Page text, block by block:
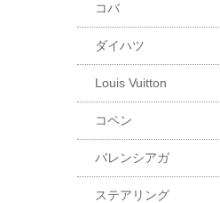
コバ
ダイハツ
Louis Vuitton
コペン
バレンシアガ
ステアリング